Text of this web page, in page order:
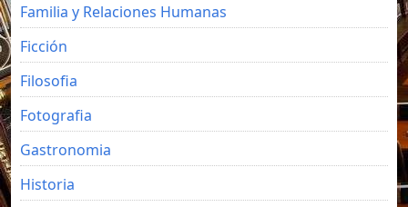
Familia y Relaciones Humanas
Ficción
Filosofia
Fotografia
Gastronomia
Historia